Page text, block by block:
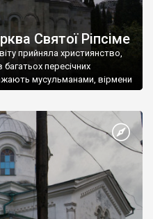
Святої Ріпсіме
прийняла християнство,
пересічних
мусульманами, вірмени